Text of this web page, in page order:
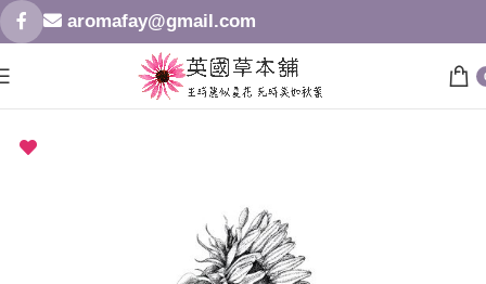
aromafay@gmail.com